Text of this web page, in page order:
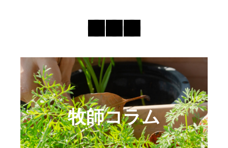
お知らせ・ミッションダイアリー
礼拝ビデオ NPO活動
牧師コラム